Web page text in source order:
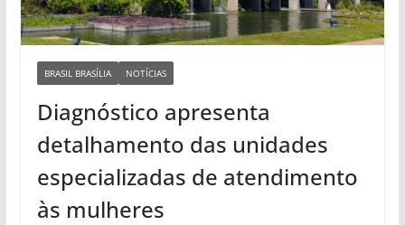
BRASIL BRASÍLIA NOTÍCIAS
Diagnóstico apresenta
detalhamento das unidades
especializadas de atendimento
às mulheres